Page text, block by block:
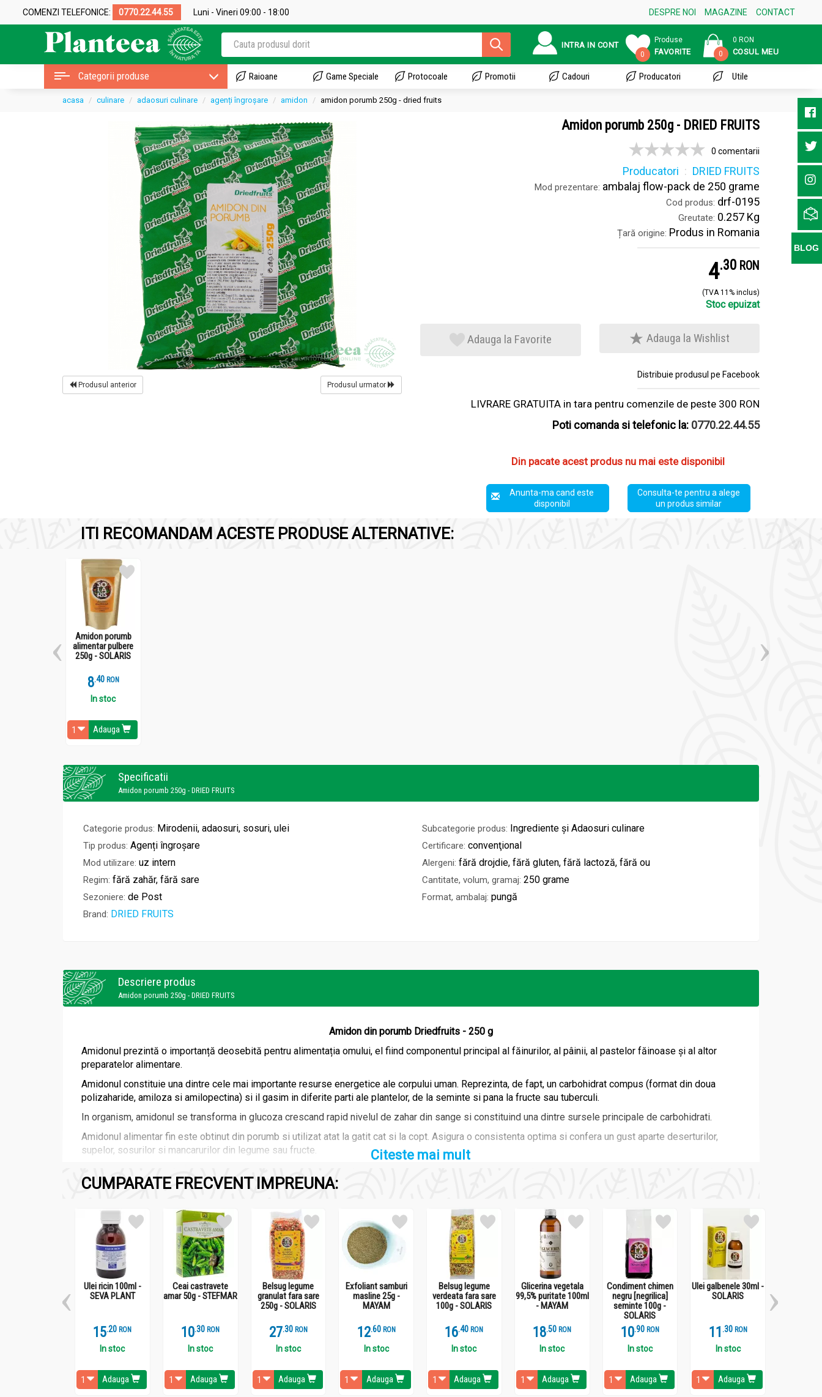
COMENZI TELEFONICE: 0770.22.44.55 Luni - Vineri 09:00 - 18:00 DESPRE NOI MAGAZINE CONTACT
INTRA IN CONT
0
Produse
FAVORITE 0
0 RON
COSUL MEU
Categorii produse Raioane Game Speciale Protocoale Promotii Cadouri Producatori Utile
acasa culinare adaosuri culinare agenți îngroșare amidon amidon porumb 250g - dried fruits
Produsul anterior Produsul urmator
Amidon porumb 250g - DRIED FRUITS
0 comentarii
Producatori DRIED FRUITS
Mod prezentare: ambalaj flow-pack de 250 grame
Cod produs: drf-0195
Greutate: 0.257 Kg
Țară origine: Produs in Romania
4.3 RON
(TVA 11% inclus)
Stoc epuizat
Adauga la Favorite Adauga la Wishlist
Distribuie produsul pe Facebook
LIVRARE GRATUITA in tara pentru comenzile de peste 300 RON
Poti comanda si telefonic la: 0770.22.44.55
Din pacate acest produs nu mai este disponibil
Anunta-ma cand este
disponibil
Consulta-te pentru a alege
un produs similar
ITI RECOMANDAM ACESTE PRODUSE ALTERNATIVE:
Amidon porumb
alimentar pulbere
250g - SOLARIS
8.4 RON
In stoc
Adauga
Specificatii
Amidon porumb 250g - DRIED FRUITS
Categorie produs: Mirodenii, adaosuri, sosuri, ulei Subcategorie produs: Ingrediente și Adaosuri culinare
Tip produs: Agenți îngroșare Certificare: convenţional
Mod utilizare: uz intern Alergeni: fără drojdie, fără gluten, fără lactoză, fără ou
Regim: fără zahăr, fără sare Cantitate, volum, gramaj: 250 grame
Sezoniere: de Post Format, ambalaj: pungă
Brand: DRIED FRUITS
Descriere produs
Amidon porumb 250g - DRIED FRUITS
Amidon din porumb Driedfruits - 250 g
Amidonul prezintă o importanță deosebită pentru alimentația omului, el fiind componentul principal al făinurilor, al pâinii, al pastelor făinoase și al altor
preparatelor alimentare.
Amidonul constituie una dintre cele mai importante resurse energetice ale corpului uman. Reprezinta, de fapt, un carbohidrat compus (format din doua
polizaharide, amiloza si amilopectina) si il gasim in diferite parti ale plantelor, de la seminte si pana la fructe sau tuberculi.
In organism, amidonul se transforma in glucoza crescand rapid nivelul de zahar din sange si constituind una dintre sursele principale de carbohidrati.
Amidonul alimentar fin este obtinut din porumb si utilizat atat la gatit cat si la copt. Asigura o consistenta optima si confera un gust aparte deserturilor,
supelor, sosurilor si mancarurilor din legume sau fructe.
Compozitie
Amidon porumb 250g - DRIED FRUITS
amidon extras din porumb
Tara de origine:
Bulgaria
Amidon porumb 250g - DRIED FRUITS
Citeste mai mult
CUMPARATE FRECVENT IMPREUNA:
Ulei ricin 100ml -
SEVA PLANT
15.2 RON
In stoc
Adauga
Ceai castravete
amar 50g - STEFMAR
10.3 RON
In stoc
Adauga
Belsug legume
granulat fara sare
250g - SOLARIS
27.3 RON
In stoc
Adauga
Exfoliant samburi
masline 25g -
MAYAM
12.6 RON
In stoc
Adauga
Belsug legume
verdeata fara sare
100g - SOLARIS
16.4 RON
In stoc
Adauga
Glicerina vegetala
99,5% puritate 100ml
- MAYAM
18.5 RON
In stoc
Adauga
Condiment chimen
negru [negrilica]
seminte 100g -
SOLARIS
10.9 RON
In stoc
Adauga
Ulei galbenele 30ml -
SOLARIS
11 .3 RON
In stoc
Adauga
BLOG